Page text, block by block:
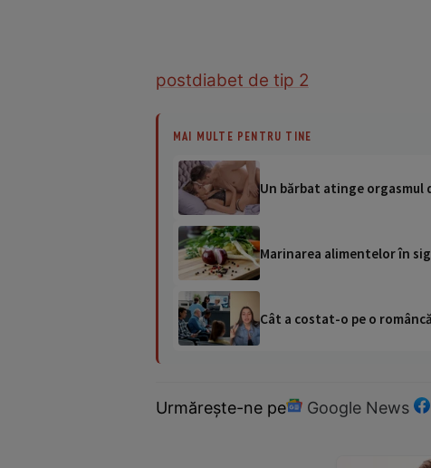
postdiabet de tip 2
MAI MULTE PENTRU TINE
Un bărbat atinge orgasmul
Marinarea alimentelor în
Cât a costat-o pe o
Urmărește-ne pe Google News